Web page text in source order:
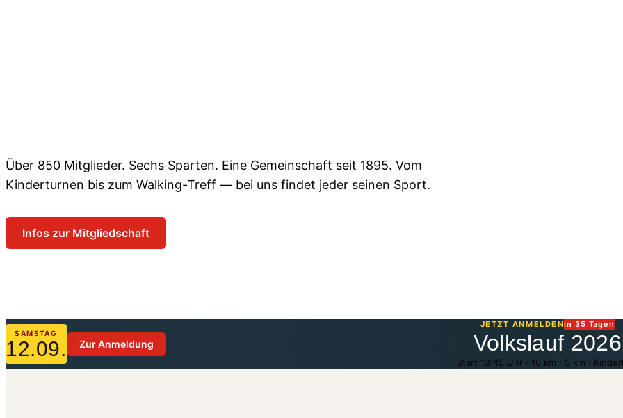
Über 850 Mitglieder. Sechs Sparten. Eine Gemeinschaft seit 1895. Vom
Kinderturnen bis zum Walking-Treff — bei uns findet jeder seinen Sport.
Infos zur Mitgliedschaft
SAMSTAG
12.09. Zur Anmeldung
JETZT ANMELDENin 35 Tagen
Volkslauf 2026
Start 13:45 Uhr · 10 km · 5 km ·